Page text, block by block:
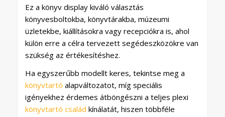
Ez a könyv display kiváló választás
könyvesboltokba, könyvtárakba, múzeumi
üzletekbe, kiállításokra vagy recepciókra is, ahol
külön erre a célra tervezett segédeszközökre van
szükség az értékesítéshez.
Ha egyszerűbb modellt keres, tekintse meg a
könyvtartó alapváltozatot, míg speciális
igényekhez érdemes átböngészni a teljes plexi
könyvtartó család kínálatát, hiszen többféle